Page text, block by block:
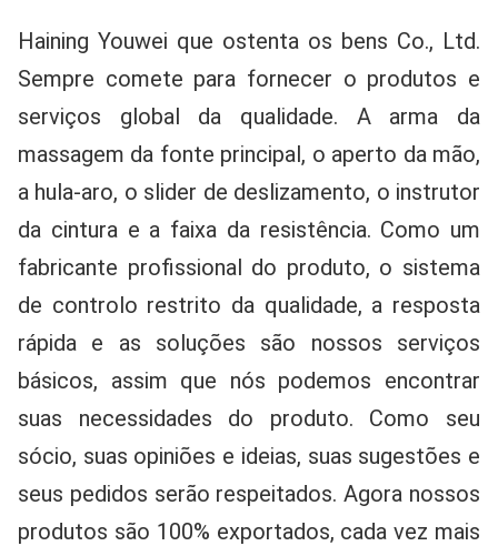
Haining Youwei que ostenta os bens Co., Ltd.
Sempre comete para fornecer o produtos e
serviços global da qualidade. A arma da
massagem da fonte principal, o aperto da mão,
a hula-aro, o slider de deslizamento, o instrutor
da cintura e a faixa da resistência. Como um
fabricante profissional do produto, o sistema
de controlo restrito da qualidade, a resposta
rápida e as soluções são nossos serviços
básicos, assim que nós podemos encontrar
suas necessidades do produto. Como seu
sócio, suas opiniões e ideias, suas sugestões e
seus pedidos serão respeitados. Agora nossos
produtos são 100% exportados, cada vez mais